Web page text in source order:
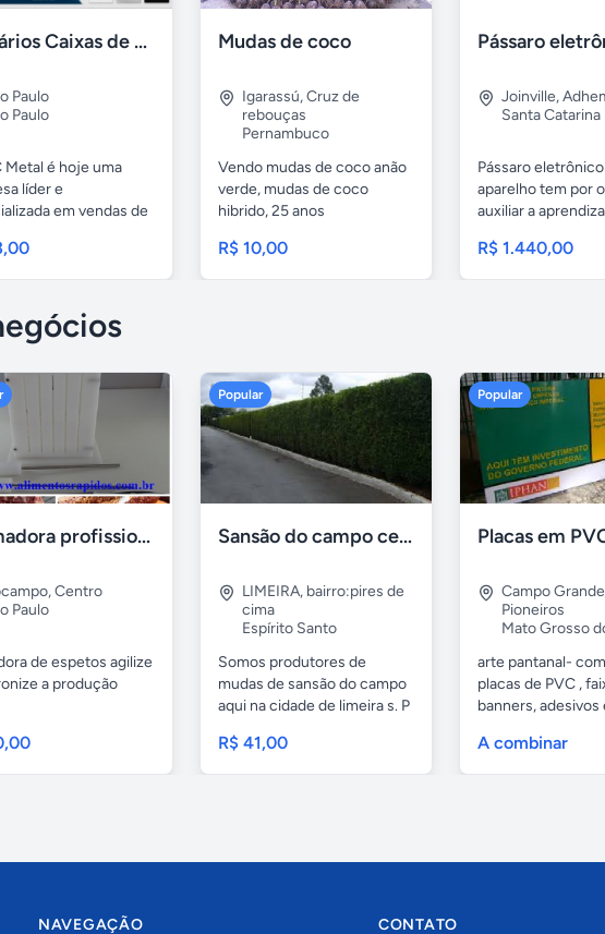
Armários Caixas de Correio para Condominio - ABC Metal
Paulo
Paulo
Metal é hoje uma
líder e
em vendas de
Mudas de coco
Igarassú,Cruz de
rebouças
Pernambuco
Vendo mudas de coco anão
verde, mudas de coco
hibrido, 25 anos
R$ 10,00
Pássaro
Joinville,
Santa Catarina
Pássaro
aparelho tem por
auxiliar a
R$ 1.440,00
Formadora profissional carne
,Centro
Paulo
de espetos agilize
a produção
Popular
Sansão do campo cerca viva por 0,65 á muda
LIMEIRA, bairro:pires de
cima
Espírito Santo
Somos produtores de
mudas de sansão do campo
aqui na cidade de limeira s. P
R$ 41,00
Popular
Campo Grande
Pioneiros
Mato Grosso
arte pantanal-
placas de PVC ,
banners, adesivos
A combinar
NAVEGAÇÃO CONTATO